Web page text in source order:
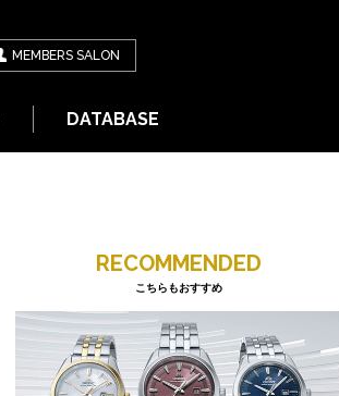
MEMBERS SALON
DATABASE
RECOMMENDED
こちらもおすすめ